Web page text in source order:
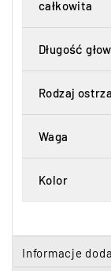
całkowita
Długość
Rodzaj ostrza
Waga
Kolor
Informacje